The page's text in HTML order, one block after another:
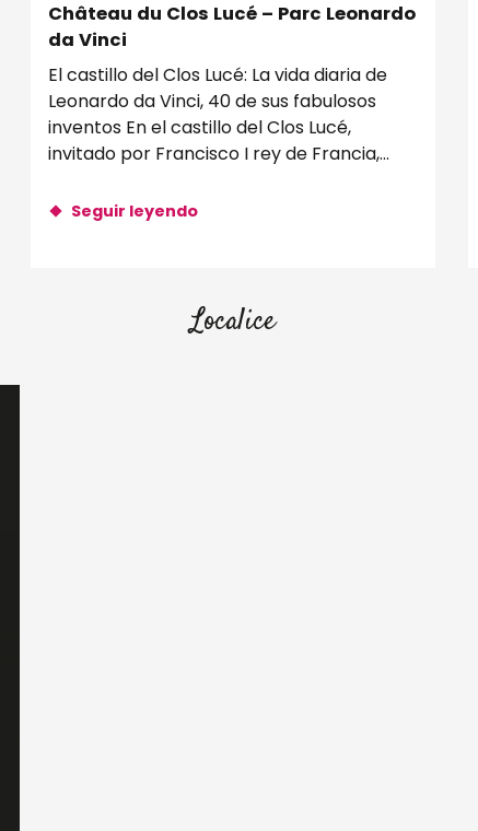
Château du Clos Lucé – Parc Leonardo
da Vinci
El castillo del Clos Lucé: La vida diaria de
Leonardo da Vinci, 40 de sus fabulosos
inventos En el castillo del Clos Lucé,
invitado por Francisco I rey de Francia,
Seguir leyendo
Localice